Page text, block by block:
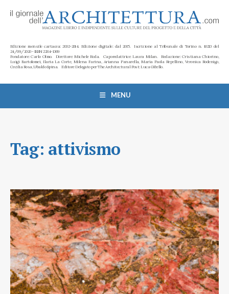
Edizione mensile cartacea: 2002-2014. Edizione digitale: dal 2015. Iscrizione al Tribunale di Torino n. 10213 del
24/09/2020 - ISSN 2284-1369
Fondatore: Carlo Olmo. Direttore: Michele Roda. Caporedattrice: Laura Milan. Redazione: Cristiana Chiorino,
Luigi Bartolomei, Ilaria La Corte, Milena Farina, Arianna Panarella, Maria Paola Repellino, Veronica Rodenigo,
Cecilia Rosa, Ubaldo Spina. Editore Delegato per The Architectural Post: Luca Gibello.
MENU
Tag: attivismo